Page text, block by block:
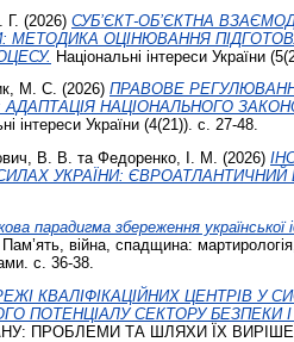
Г. (2026) СУБ’ЄКТ-ОБ’ЄКТНА
МЕТОДИКА ОЦІНЮВАННЯ
Національні інтереси України
М. С. (2026) ПРАВОВЕ
АДАПТАЦІЯ НАЦІОНАЛЬНОГО
інтереси України (4(21)). с. 27-48.
В. В. та Федоренко, І. М. (2026)
УКРАЇНИ: ЄВРОАТЛАНТИЧНИЙ
парадигма збереження української
Пам’ять, війна, спадщина:
с. 36-38.
КВАЛІФІКАЦІЙНИХ ЦЕНТРІВ У
ПОТЕНЦІАЛУ СЕКТОРУ БЕЗПЕКИ
ПРОБЛЕМИ ТА ШЛЯХИ ЇХ